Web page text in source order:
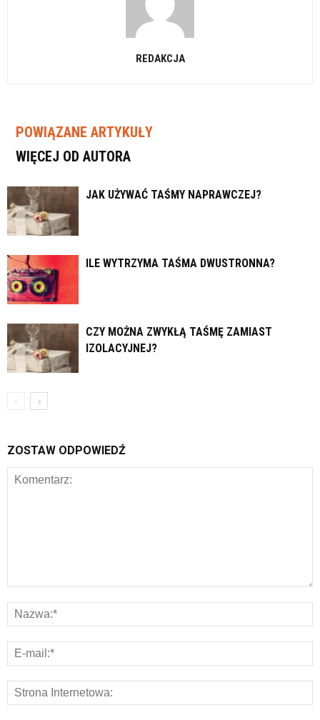
REDAKCJA
POWIĄZANE ARTYKUŁY
WIĘCEJ OD AUTORA
JAK UŻYWAĆ TAŚMY NAPRAWCZEJ?
ILE WYTRZYMA TAŚMA DWUSTRONNA?
CZY MOŻNA ZWYKŁĄ TAŚMĘ ZAMIAST
IZOLACYJNEJ?
ZOSTAW ODPOWIEDŹ